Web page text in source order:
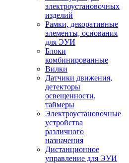
электроустановочных
изделий
Рамки, декоративные
элементы, основания
для ЭУИ
Блоки
комбинированные
Вилки
Датчики движения,
детекторы
освещенности,
таймеры
Электроустановочные
устройства
различного
назначения
Дистанционное
управление для ЭУИ